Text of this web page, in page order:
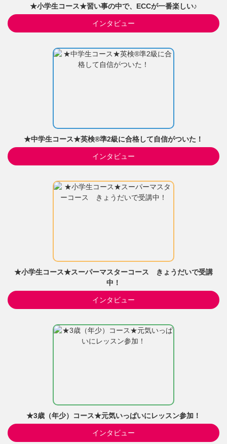
★小学生コース★習い事の中で、ECCが一番楽しい♪
インタビュー
★中学生コース★英検®準2級に合格して自信がついた！
インタビュー
★小学生コース★スーパーマスターコース きょうだいで受講
中！
インタビュー
★3歳（年少）コース★元気いっぱいにレッスン参加！
インタビュー